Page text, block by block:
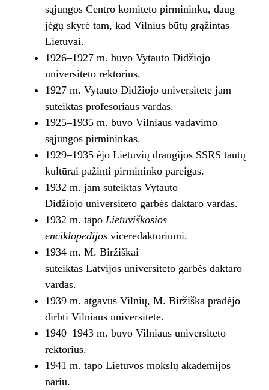
sąjungos Centro komiteto pirmininku, daug
jėgų skyrė tam, kad Vilnius būtų grąžintas
Lietuvai.
1926–1927 m. buvo Vytauto Didžiojo
universiteto rektorius.
1927 m. Vytauto Didžiojo universitete jam
suteiktas profesoriaus vardas.
1925–1935 m. buvo Vilniaus vadavimo
sąjungos pirmininkas.
1929–1935 ėjo Lietuvių draugijos SSRS tautų
kultūrai pažinti pirmininko pareigas.
1932 m. jam suteiktas Vytauto
Didžiojo universiteto garbės daktaro vardas.
1932 m. tapo Lietuviškosios
enciklopedijosviceredaktoriumi.
1934 m. M. Biržiškai
suteiktas Latvijos universiteto garbės daktaro
vardas.
1939 m. atgavus Vilnių, M. Biržiška pradėjo
dirbti Vilniaus universitete.
1940–1943 m. buvo Vilniaus universiteto
rektorius.
1941 m. tapo Lietuvos mokslų akademijos
nariu.